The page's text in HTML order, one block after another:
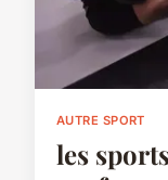
AUTRE SPORT
les